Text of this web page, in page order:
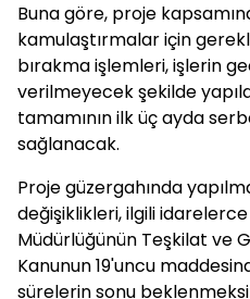
Buna göre, proje
kamulaştırmalar için
bırakma işlemleri, işlerin
verilmeyecek şekilde
tamamının ilk üç ayda
sağlanacak.
Proje güzergahında
değişiklikleri, ilgili
Müdürlüğünün Teşkilat ve
Kanunun 19'uncu
sürelerin sonu